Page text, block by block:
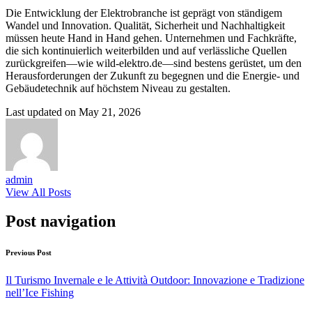
Die Entwicklung der Elektrobranche ist geprägt von ständigem
Wandel und Innovation. Qualität, Sicherheit und Nachhaltigkeit
müssen heute Hand in Hand gehen. Unternehmen und Fachkräfte,
die sich kontinuierlich weiterbilden und auf verlässliche Quellen
zurückgreifen—wie wild-elektro.de—sind bestens gerüstet, um den
Herausforderungen der Zukunft zu begegnen und die Energie- und
Gebäudetechnik auf höchstem Niveau zu gestalten.
Last updated on May 21, 2026
admin
View All Posts
Post navigation
Previous Post
Il Turismo Invernale e le Attività Outdoor: Innovazione e Tradizione
nell’Ice Fishing